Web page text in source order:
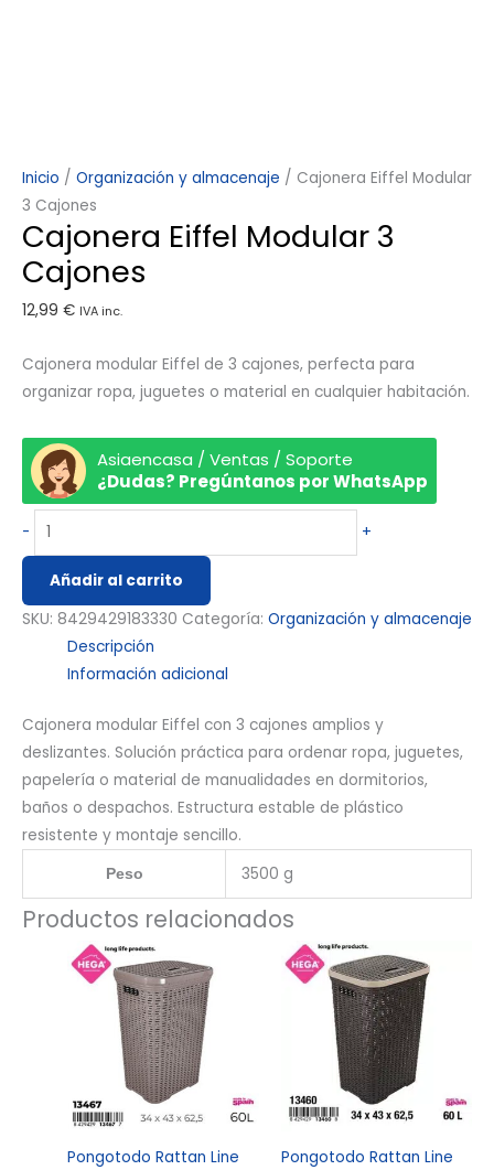
Inicio / Organización y almacenaje / Cajonera Eiffel Modular
3 Cajones
Cajonera Eiffel Modular 3
Cajones
12,99 € IVA inc.
Cajonera modular Eiffel de 3 cajones, perfecta para
organizar ropa, juguetes o material en cualquier habitación.
Asiaencasa / Ventas / Soporte
¿Dudas? Pregúntanos por WhatsApp
- +
Añadir al carrito
SKU: 8429429183330 Categoría: Organización y almacenaje
Descripción
Información adicional
Cajonera modular Eiffel con 3 cajones amplios y
deslizantes. Solución práctica para ordenar ropa, juguetes,
papelería o material de manualidades en dormitorios,
baños o despachos. Estructura estable de plástico
resistente y montaje sencillo.
Peso 3500 g
Productos relacionados
Pongotodo Rattan Line
Pongotodo Rattan Line